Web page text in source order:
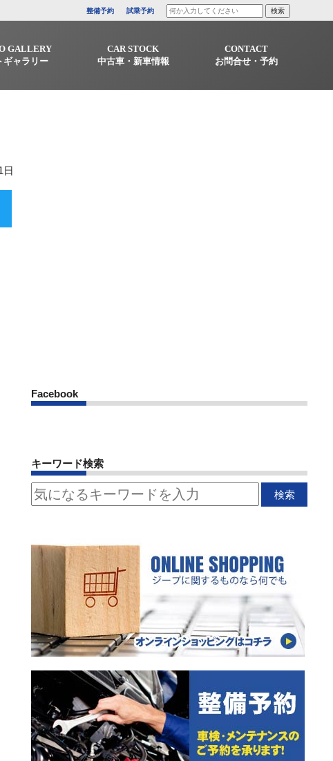
整備予約 試乗予約
GALLERY
ギャラリー
CAR STOCK
中古車・新車情報
CONTACT
お問合せ・予約
日
Facebook
キーワード検索